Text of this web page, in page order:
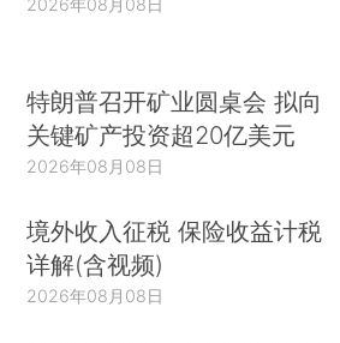
特朗普召开矿业圆桌会 拟向
关键矿产投资超20亿美元
2026年08月08日
境外收入征税 保险收益计税
详解(含视频)
2026年08月08日